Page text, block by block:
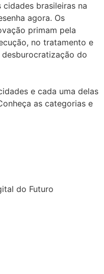
brasileiras na
agora. Os
primam pela
no tratamento e
do
e cada uma delas
as categorias e
do Futuro